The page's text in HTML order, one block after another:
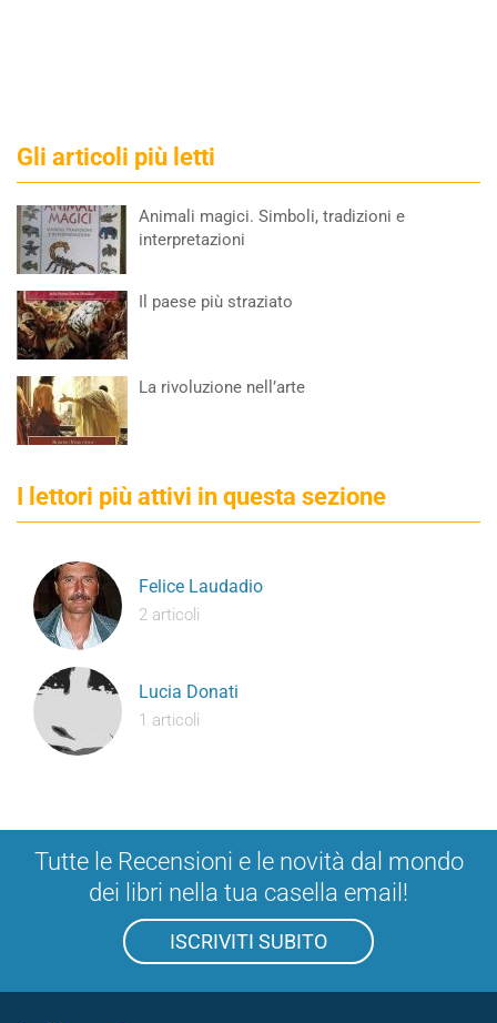
Gli articoli più letti
Animali magici. Simboli, tradizioni e
interpretazioni
Il paese più straziato
La rivoluzione nell’arte
I lettori più attivi in questa sezione
Felice Laudadio
2 articoli
Lucia Donati
1 articoli
Tutte le Recensioni e le novità dal mondo
dei libri nella tua casella email!
ISCRIVITI SUBITO